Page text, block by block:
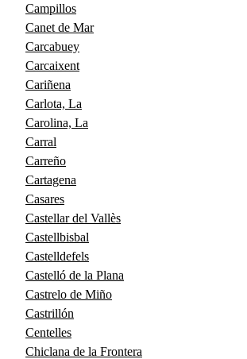
Campillos
Canet de Mar
Carcabuey
Carcaixent
Cariñena
Carlota, La
Carolina, La
Carral
Carreño
Cartagena
Casares
Castellar del Vallès
Castellbisbal
Castelldefels
Castelló de la Plana
Castrelo de Miño
Castrillón
Centelles
Chiclana de la Frontera